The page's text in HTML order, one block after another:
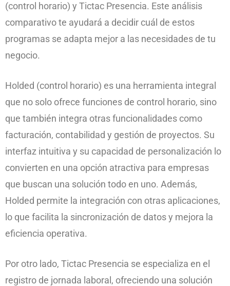
(control horario) y Tictac Presencia. Este análisis
comparativo te ayudará a decidir cuál de estos
programas se adapta mejor a las necesidades de tu
negocio.
Holded (control horario) es una herramienta integral
que no solo ofrece funciones de control horario, sino
que también integra otras funcionalidades como
facturación, contabilidad y gestión de proyectos. Su
interfaz intuitiva y su capacidad de personalización lo
convierten en una opción atractiva para empresas
que buscan una solución todo en uno. Además,
Holded permite la integración con otras aplicaciones,
lo que facilita la sincronización de datos y mejora la
eficiencia operativa.
Por otro lado, Tictac Presencia se especializa en el
registro de jornada laboral, ofreciendo una solución